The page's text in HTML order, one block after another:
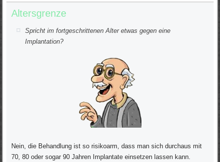
Altersgrenze
Spricht im fortgeschrittenen Alter etwas gegen eine
Implantation?
Nein, die Behandlung ist so risikoarm, dass man sich durchaus mit
70, 80 oder sogar 90 Jahren Implantate einsetzen lassen kann.